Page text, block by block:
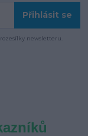
Přihlásit se
newsletteru.